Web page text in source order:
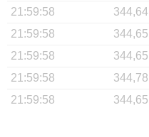
21:59:58
344,64
21:59:58
344,65
21:59:58
344,65
21:59:58
344,78
21:59:58
344,65